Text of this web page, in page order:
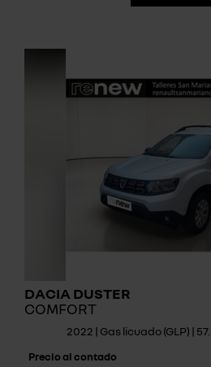
DACIA DUSTER
COMFORT
2022 | Gas licuado (GLP) |
Precio al contado